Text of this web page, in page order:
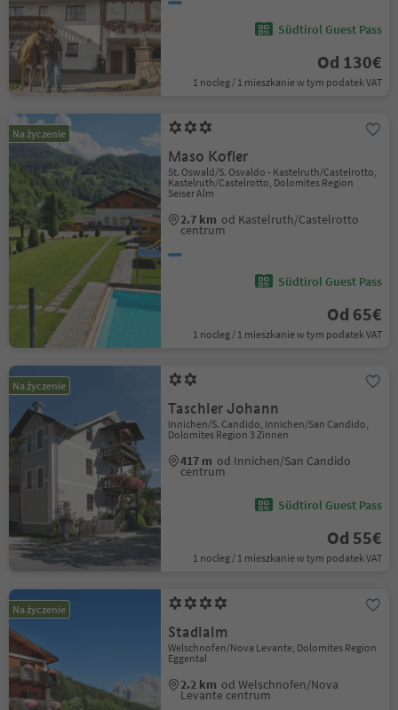
Südtirol Guest Pass
Od 130€
1 nocleg / 1 mieszkanie w tym podatek VAT
Na życzenie
Maso Kofler
St. Oswald/S. Osvaldo - Kastelruth/Castelrotto,
Kastelruth/Castelrotto, Dolomites Region
Seiser Alm
2.7 km od Kastelruth/Castelrotto
centrum
Südtirol Guest Pass
Od 65€
1 nocleg / 1 mieszkanie w tym podatek VAT
Na życzenie
Taschler Johann
Innichen/S. Candido, Innichen/San Candido,
Dolomites Region 3 Zinnen
417 m od Innichen/San Candido
centrum
Südtirol Guest Pass
Od 55€
1 nocleg / 1 mieszkanie w tym podatek VAT
Na życzenie
Stadlalm
Welschnofen/Nova Levante, Dolomites Region
Eggental
2.2 km od Welschnofen/Nova
Levante centrum